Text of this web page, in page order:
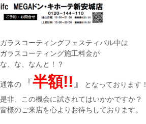
ガラスコーティングフェスティバル中は
ガラスコーティング施工料金が
な、な、なんと！？
通常の 『半額!! 』
となっております！
是非、この機会に試されてはいかかですか？
皆様のご来店を心よりお待ちしております。